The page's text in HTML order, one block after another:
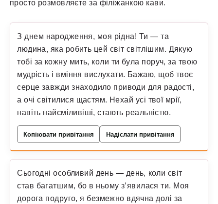
просто розмовляєте за філіжанкою кави.
З днем народження, моя рідна! Ти — та
людина, яка робить цей світ світлішим. Дякую
тобі за кожну мить, коли ти була поруч, за твою
мудрість і вміння вислухати. Бажаю, щоб твоє
серце завжди знаходило приводи для радості,
а очі світилися щастям. Нехай усі твої мрії,
навіть найсміливіші, стають реальністю.
Копіювати привітання Надіслати привітання
Сьогодні особливий день — день, коли світ
став багатшим, бо в ньому з’явилася ти. Моя
дорога подруго, я безмежно вдячна долі за